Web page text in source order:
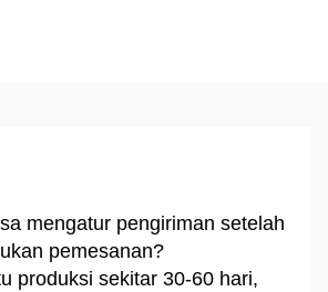
mengatur pengiriman setelah
pemesanan?
produksi sekitar 30-60 hari,